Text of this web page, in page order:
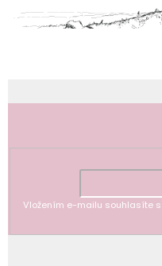
Vložením e-mailu souhlasíte s